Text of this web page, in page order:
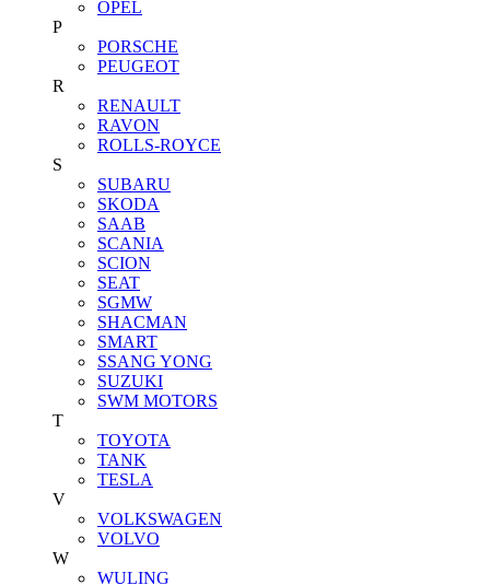
OPEL
P
PORSCHE
PEUGEOT
R
RENAULT
RAVON
ROLLS-ROYCE
S
SUBARU
SKODA
SAAB
SCANIA
SCION
SEAT
SGMW
SHACMAN
SMART
SSANG YONG
SUZUKI
SWM MOTORS
T
TOYOTA
TANK
TESLA
V
VOLKSWAGEN
VOLVO
W
WULING